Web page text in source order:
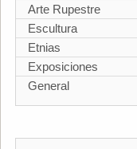
Arte Rupestre
Escultura
Etnias
Exposiciones
General